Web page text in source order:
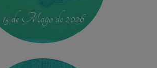
15 de Mayo de 2026